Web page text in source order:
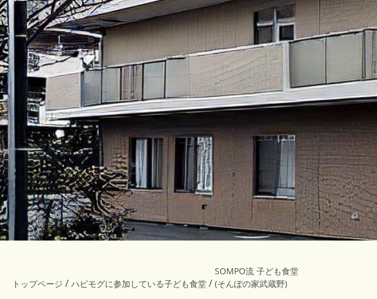
トップページ / ハピモグに参加している子ども食堂 /
SOMPO流 子ども食堂
(そんぽの家武蔵野)